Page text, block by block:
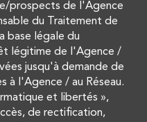
prospects de l'Agence
du Traitement de
base légale du
légitime de l'Agence /
jusqu'à demande de
à l'Agence / au Réseau.
et libertés »,
de rectification,